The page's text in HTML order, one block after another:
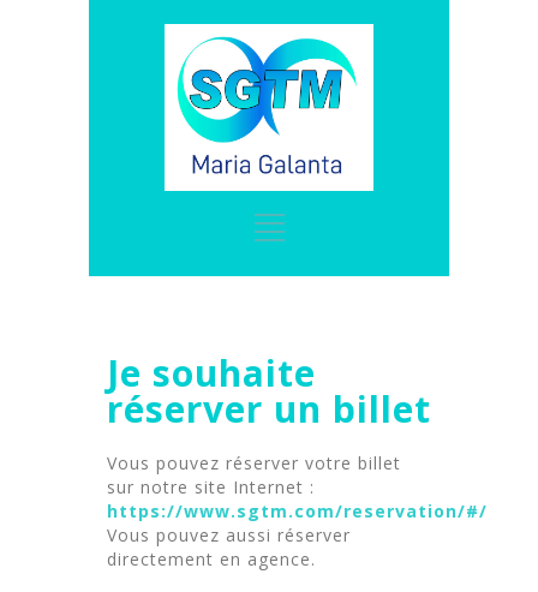
Je souhaite
réserver un billet
Vous pouvez réserver votre billet
sur notre site Internet :
https://www.sgtm.com/reservation/#/
Vous pouvez aussi réserver
directement en agence.